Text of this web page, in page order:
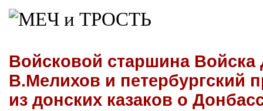
Войсковой старшина Войска
В.Мелихов и петербургский
из донских казаков о